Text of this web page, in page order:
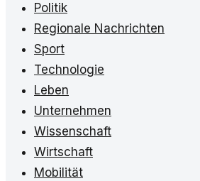
Politik
Regionale Nachrichten
Sport
Technologie
Leben
Unternehmen
Wissenschaft
Wirtschaft
Mobilität